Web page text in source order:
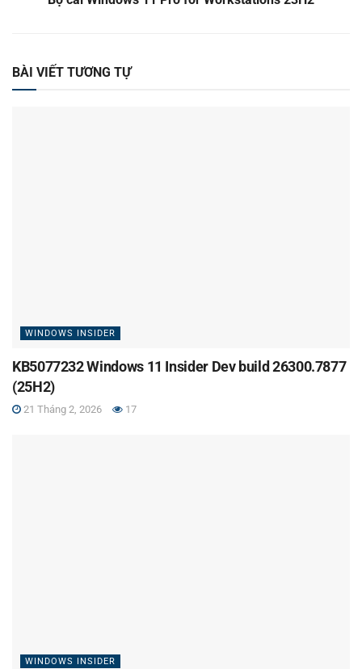
BÀI VIẾT TƯƠNG TỰ
WINDOWS INSIDER
KB5077232 Windows 11 Insider Dev build 26300.7877
(25H2)
21 Tháng 2, 2026 17
WINDOWS INSIDER